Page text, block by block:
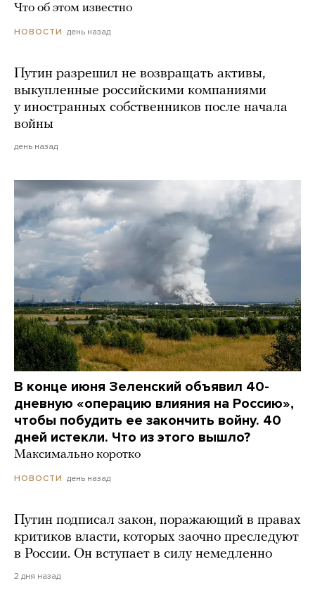
Что об этом известно
НОВОСТИ день назад
Путин разрешил не возвращать активы,
выкупленные российскими компаниями
у иностранных собственников после начала
войны
день назад
В конце июня Зеленский объявил 40-
дневную «операцию влияния на Россию»,
чтобы побудить ее закончить войну. 40
дней истекли. Что из этого вышло?
Максимально коротко
НОВОСТИ день назад
Путин подписал закон, поражающий в правах
критиков власти, которых заочно преследуют
в России. Он вступает в силу немедленно
2 дня назад